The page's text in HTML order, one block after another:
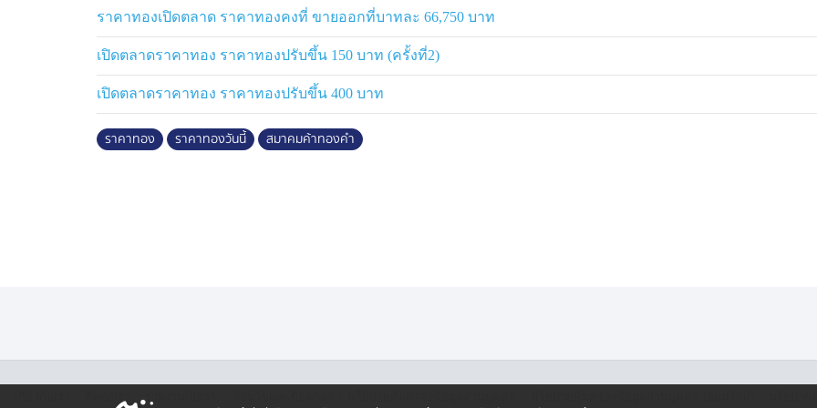
ราคาทองเปิดตลาด ราคาทองคงที่ ขายออกที่บาทละ 66,750 บาท
เปิดตลาดราคาทอง ราคาทองปรับขึ้น 150 บาท (ครั้งที่2)
เปิดตลาดราคาทอง ราคาทองปรับขึ้น 400 บาท
ราคาทอง ราคาทองวันนี้ สมาคมค้าทองคำ